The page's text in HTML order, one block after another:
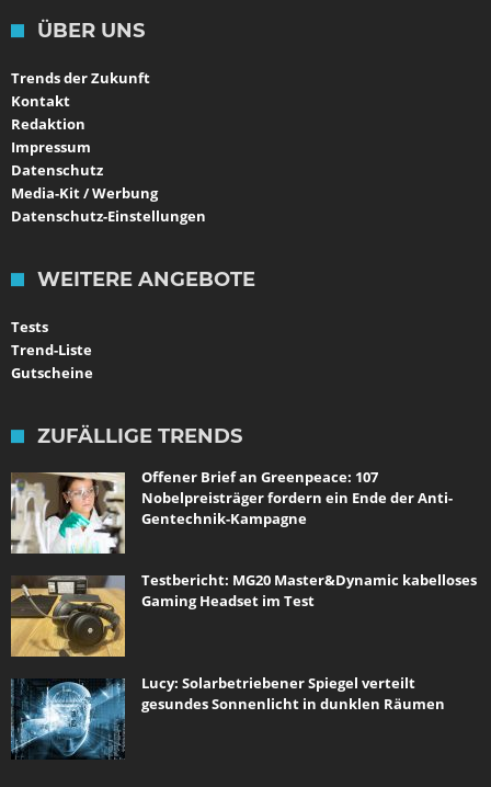
ÜBER UNS
Trends der Zukunft
Kontakt
Redaktion
Impressum
Datenschutz
Media-Kit / Werbung
Datenschutz-Einstellungen
WEITERE ANGEBOTE
Tests
Trend-Liste
Gutscheine
ZUFÄLLIGE TRENDS
Offener Brief an Greenpeace: 107
Nobelpreisträger fordern ein Ende der Anti-
Gentechnik-Kampagne
Testbericht: MG20 Master&Dynamic kabelloses
Gaming Headset im Test
Lucy: Solarbetriebener Spiegel verteilt
gesundes Sonnenlicht in dunklen Räumen